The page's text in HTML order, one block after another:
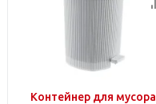
Контейнер для мусора